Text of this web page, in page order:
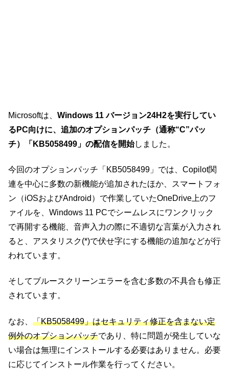
Microsoftは、 Windows 11 バージョン24H2を実行してい
るPC向けに、追加のオプションパッチ（通称“C”パッ
チ）「KB5058499」の配信を開始しました。
今回のオプションパッチ「KB5058499」では、Copilot関
連を中心に多数の新機能が追加されたほか、スマートフォ
ン（iOSおよびAndroid）で作業していたOneDrive上のフ
ァイルを、Windows 11 PCでシームレスにワンクリック
で再開する機能、音声入力の際に不適切な言葉が入力され
ると、アスタリスク(*)で伏せ字にする機能の追加などが行
われています。
そしてブルースクリーンエラーを含む多数の不具合も修正
されています。
なお、 「KB5058499」はセキュリティ修正を含まない定
例外のオプションパッチであり、特に問題が発生していな
い場合は無理にインストールする必要はありません。必要
に応じてインストール作業を行ってください。